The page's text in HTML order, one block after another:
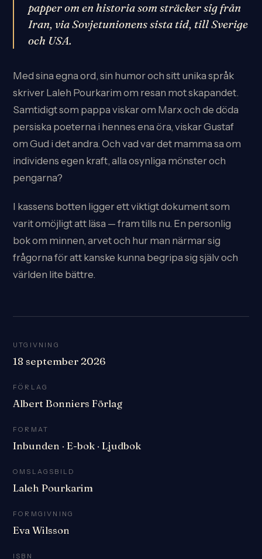
papper om en historia som sträcker sig från
Iran, via Sovjetunionens sista tid, till Sverige
och USA.
Med sina egna ord, sin humor och sitt unika språk
skriver Laleh Pourkarim om resan mot skapandet.
Samtidigt som pappa viskar om Marx och de döda
persiska poeterna i hennes ena öra, viskar Gustaf
om Gud i det andra. Och vad var det mamma sa om
individens egen kraft, alla osynliga mönster och
pengarna?
I kassens botten ligger ett viktigt dokument som
varit omöjligt att läsa — fram tills nu. En personlig
bok om minnen, arvet och hur man närmar sig
frågorna för att kanske kunna begripa sig själv och
världen lite bättre.
UTGIVNING
18 september 2026
FÖRLAG
Albert Bonniers Förlag
FORMAT
Inbunden · E-bok · Ljudbok
OMSLAGSBILD
Laleh Pourkarim
FORMGIVNING
Eva Wilsson
ISBN